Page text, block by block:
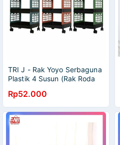
TRI J - Rak Yoyo Serbaguna
Plastik 4 Susun (Rak Roda
up | rak susun serbaguna
Rp52.000